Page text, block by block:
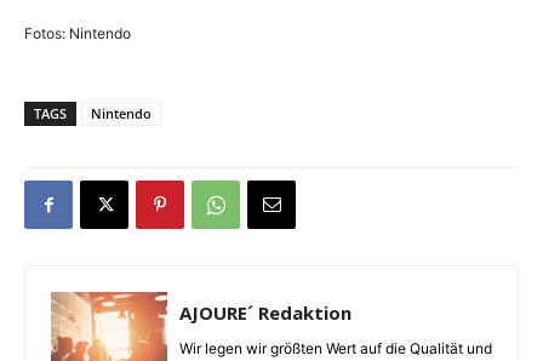
Fotos: Nintendo
TAGS Nintendo
AJOURE´ Redaktion
Wir legen wir größten Wert auf die Qualität und